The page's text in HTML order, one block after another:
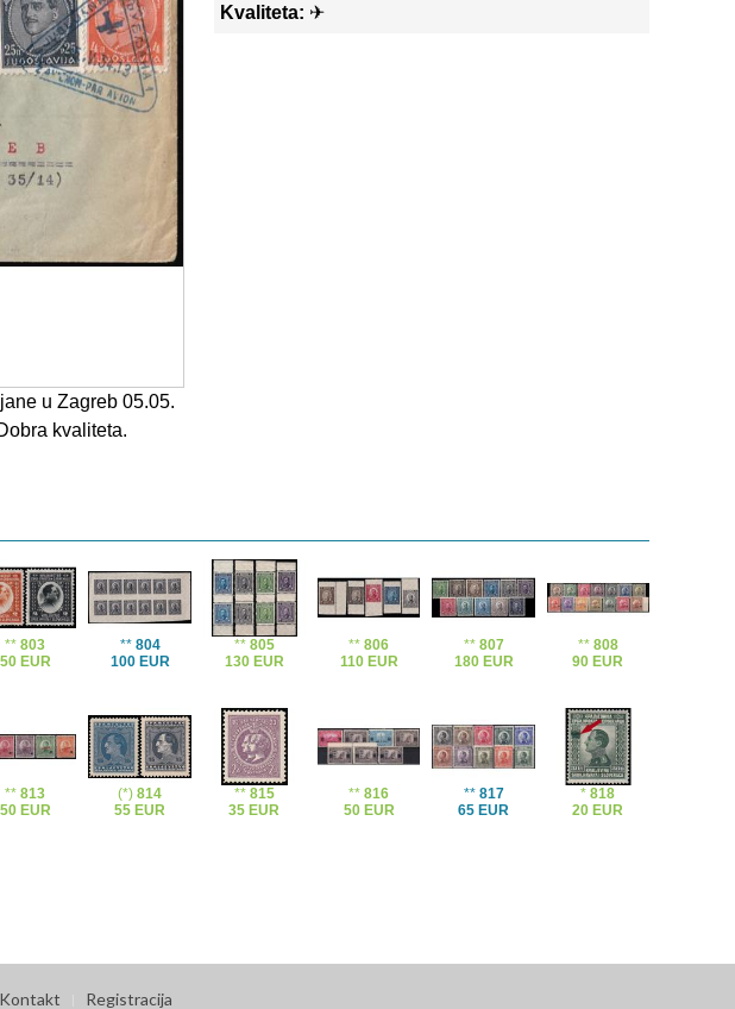
u Zagreb 05.05.
kvaliteta.
Kvaliteta: ✈
**803
50 EUR
** 804
100 EUR
** 805
130 EUR
**806
110 EUR
** 807
180 EUR
** 808
90 EUR
**813
50 EUR
(*)814
55 EUR
** 815
35 EUR
**816
50 EUR
** 817
65 EUR
*818
20 EUR
Kontakt Registracija